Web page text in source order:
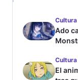
Ado
El